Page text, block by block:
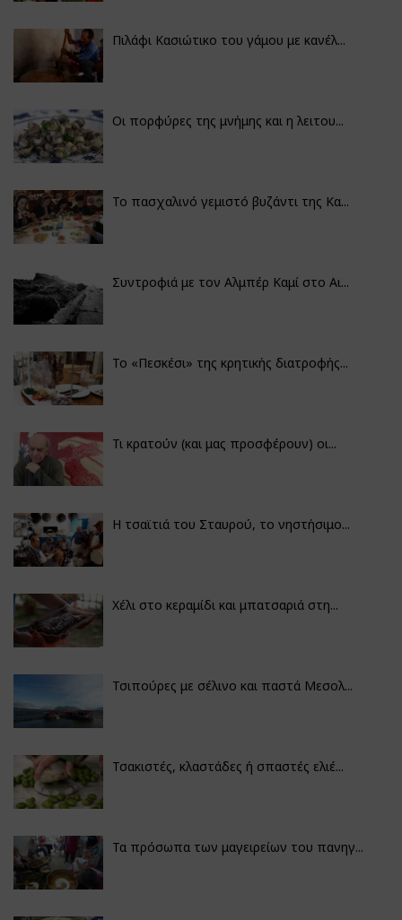
Πιλάφι Κασιώτικο του γάμου με κανέλ...
Οι πορφύρες της μνήμης και η λειτου...
Το πασχαλινό γεμιστό βυζάντι της Κα...
Συντροφιά με τον Αλμπέρ Καμί στο Αι...
Το «Πεσκέσι» της κρητικής διατροφής...
Τι κρατούν (και μας προσφέρουν) οι...
Η τσαϊτιά του Σταυρού, το νηστήσιμο...
Χέλι στο κεραμίδι και μπατσαριά στη...
Τσιπούρες με σέλινο και παστά Μεσολ...
Τσακιστές, κλαστάδες ή σπαστές ελιέ...
Τα πρόσωπα των μαγειρείων του πανηγ...